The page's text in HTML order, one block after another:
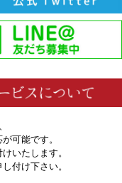
可能です。
いたします。
付け下さい。